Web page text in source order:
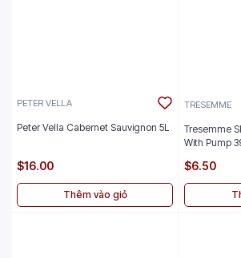
PETER VELLA
Peter Vella Cabernet Sauvignon 5L
$16.00
Thêm vào giỏ
TRESEMME
Tresemme
With Pump
$6.50